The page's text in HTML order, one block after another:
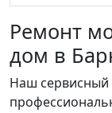
Ремонт
дом в
Наш сервисный